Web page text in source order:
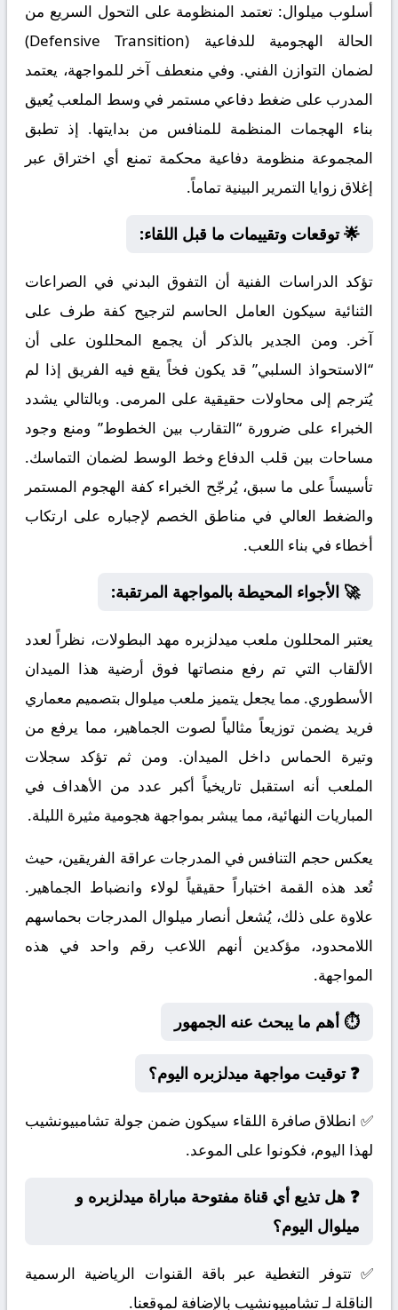
أسلوب ميلوال: تعتمد المنظومة على التحول السريع من
الحالة الهجومية للدفاعية (Defensive Transition)
لضمان التوازن الفني. وفي منعطف آخر للمواجهة، يعتمد
المدرب على ضغط دفاعي مستمر في وسط الملعب يُعيق
بناء الهجمات المنظمة للمنافس من بدايتها. إذ تطبق
المجموعة منظومة دفاعية محكمة تمنع أي اختراق عبر
إغلاق زوايا التمرير البينية تماماً.
🌟 توقعات وتقييمات ما قبل اللقاء:
تؤكد الدراسات الفنية أن التفوق البدني في الصراعات
الثنائية سيكون العامل الحاسم لترجيح كفة طرف على
آخر. ومن الجدير بالذكر أن يجمع المحللون على أن
“الاستحواذ السلبي” قد يكون فخاً يقع فيه الفريق إذا لم
يُترجم إلى محاولات حقيقية على المرمى. وبالتالي يشدد
الخبراء على ضرورة “التقارب بين الخطوط” ومنع وجود
مساحات بين قلب الدفاع وخط الوسط لضمان التماسك.
تأسيساً على ما سبق، يُرجّح الخبراء كفة الهجوم المستمر
والضغط العالي في مناطق الخصم لإجباره على ارتكاب
أخطاء في بناء اللعب.
🚀 الأجواء المحيطة بالمواجهة المرتقبة:
يعتبر المحللون ملعب ميدلزبره مهد البطولات، نظراً لعدد
الألقاب التي تم رفع منصاتها فوق أرضية هذا الميدان
الأسطوري. مما يجعل يتميز ملعب ميلوال بتصميم معماري
فريد يضمن توزيعاً مثالياً لصوت الجماهير، مما يرفع من
وتيرة الحماس داخل الميدان. ومن ثم تؤكد سجلات
الملعب أنه استقبل تاريخياً أكبر عدد من الأهداف في
المباريات النهائية، مما يبشر بمواجهة هجومية مثيرة الليلة.
يعكس حجم التنافس في المدرجات عراقة الفريقين، حيث
تُعد هذه القمة اختباراً حقيقياً لولاء وانضباط الجماهير.
علاوة على ذلك، يُشعل أنصار ميلوال المدرجات بحماسهم
اللامحدود، مؤكدين أنهم اللاعب رقم واحد في هذه
المواجهة.
⏱️ أهم ما يبحث عنه الجمهور
❓ توقيت مواجهة ميدلزبره اليوم؟
✅ انطلاق صافرة اللقاء سيكون ضمن جولة تشامبيونشيب
لهذا اليوم، فكونوا على الموعد.
❓ هل تذيع أي قناة مفتوحة مباراة ميدلزبره و
ميلوال اليوم؟
✅ تتوفر التغطية عبر باقة القنوات الرياضية الرسمية
الناقلة لـ تشامبيونشيب بالإضافة لموقعنا.